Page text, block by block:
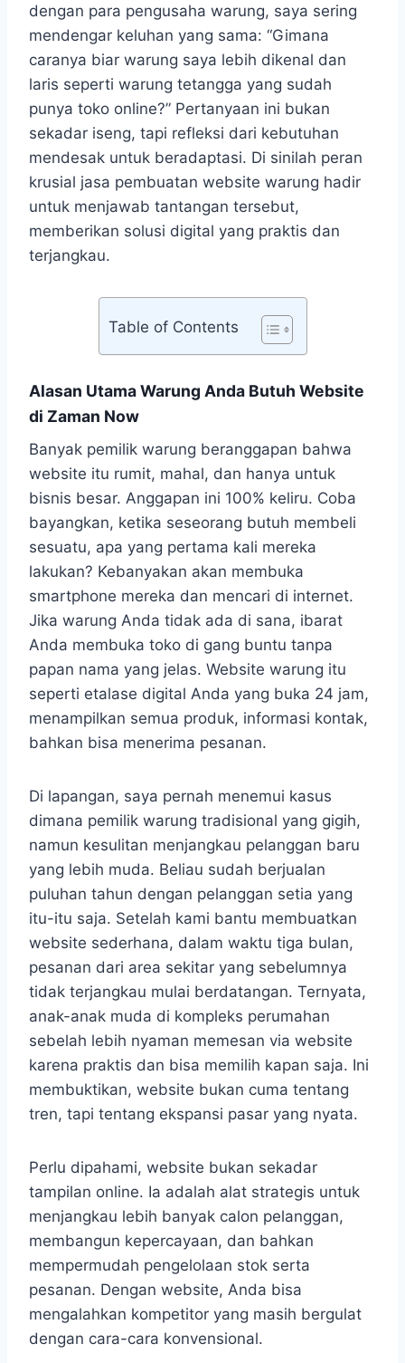
dengan para pengusaha warung, saya sering
mendengar keluhan yang sama: “Gimana
caranya biar warung saya lebih dikenal dan
laris seperti warung tetangga yang sudah
punya toko online?” Pertanyaan ini bukan
sekadar iseng, tapi refleksi dari kebutuhan
mendesak untuk beradaptasi. Di sinilah peran
krusial jasa pembuatan website warung hadir
untuk menjawab tantangan tersebut,
memberikan solusi digital yang praktis dan
terjangkau.
Table of Contents
Alasan Utama Warung Anda Butuh Website
di Zaman Now
Banyak pemilik warung beranggapan bahwa
website itu rumit, mahal, dan hanya untuk
bisnis besar. Anggapan ini 100% keliru. Coba
bayangkan, ketika seseorang butuh membeli
sesuatu, apa yang pertama kali mereka
lakukan? Kebanyakan akan membuka
smartphone mereka dan mencari di internet.
Jika warung Anda tidak ada di sana, ibarat
Anda membuka toko di gang buntu tanpa
papan nama yang jelas. Website warung itu
seperti etalase digital Anda yang buka 24 jam,
menampilkan semua produk, informasi kontak,
bahkan bisa menerima pesanan.
Di lapangan, saya pernah menemui kasus
dimana pemilik warung tradisional yang gigih,
namun kesulitan menjangkau pelanggan baru
yang lebih muda. Beliau sudah berjualan
puluhan tahun dengan pelanggan setia yang
itu-itu saja. Setelah kami bantu membuatkan
website sederhana, dalam waktu tiga bulan,
pesanan dari area sekitar yang sebelumnya
tidak terjangkau mulai berdatangan. Ternyata,
anak-anak muda di kompleks perumahan
sebelah lebih nyaman memesan via website
karena praktis dan bisa memilih kapan saja. Ini
membuktikan, website bukan cuma tentang
tren, tapi tentang ekspansi pasar yang nyata.
Perlu dipahami, website bukan sekadar
tampilan online. Ia adalah alat strategis untuk
menjangkau lebih banyak calon pelanggan,
membangun kepercayaan, dan bahkan
mempermudah pengelolaan stok serta
pesanan. Dengan website, Anda bisa
mengalahkan kompetitor yang masih bergulat
dengan cara-cara konvensional.